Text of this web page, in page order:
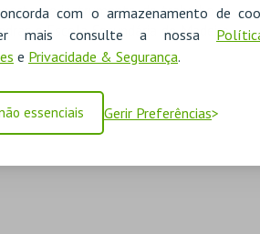
com o armazenamento de
mais consulte a nossa
e Privacidade & Segurança.
essenciais Gerir Preferências
instrumento de trabalho…”
e Escola Secundária de Madeira